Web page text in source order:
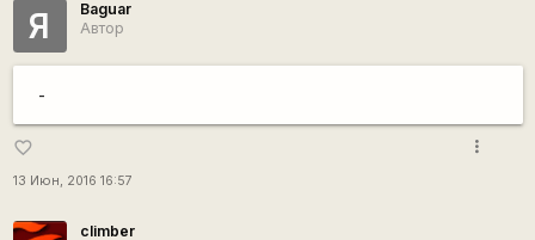
Я
Baguar
Автор
-
favorite_border
13 Июн, 2016 16:57
more_vert
climber